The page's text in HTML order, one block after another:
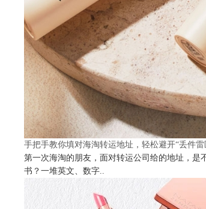
手把手教你填对海淘转运地址，轻松避开“丢件雷
第一次海淘的朋友，面对转运公司给的地址，是
书？一堆英文、数字..